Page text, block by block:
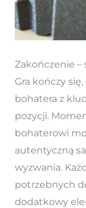
Zakończenie –
Gra kończy
bohatera z
pozycji.
bohaterowi
autentyczną
wyzwania.
potrzebnych
dodatkowy